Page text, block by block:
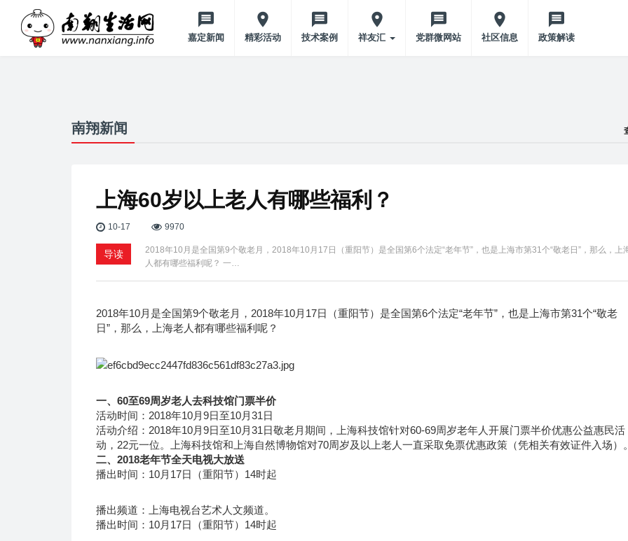
嘉定新闻 精彩活动 技术案例 祥友汇 党群微网站 社区信息 政策解读
南翔新闻
上海60岁以上老人有哪些福利？
10-17 9970
导读
2018年10月是全国第9个敬老月，2018年10月17日（重阳节）是全国第6个法定“老年节”，也是上海市第31个“敬老日”，那么，上
人都有哪些福利呢？ 一…
2018年10月是全国第9个敬老月，2018年10月17日（重阳节）是全国第6个法定“老年节”，也是上海市第31个“敬老
日”，那么，上海老人都有哪些福利呢？
一、60至69周岁老人去科技馆门票半价
活动时间：2018年10月9日至10月31日
活动介绍：2018年10月9日至10月31日敬老月期间，上海科技馆针对60-69周岁老年人开展门票半价优惠公益惠民活
动，22元一位。上海科技馆和上海自然博物馆对70周岁及以上老人一直采取免票优惠政策（凭相关有效证件入场）
二、2018老年节全天电视大放送
播出时间：10月17日（重阳节）14时起
播出频道：上海电视台艺术人文频道。
播出时间：10月17日（重阳节）14时起